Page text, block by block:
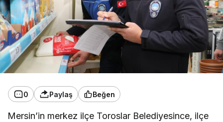
0 Paylaş Beğen
Mersin’in merkez ilçe Toroslar Belediyesince, ilçe